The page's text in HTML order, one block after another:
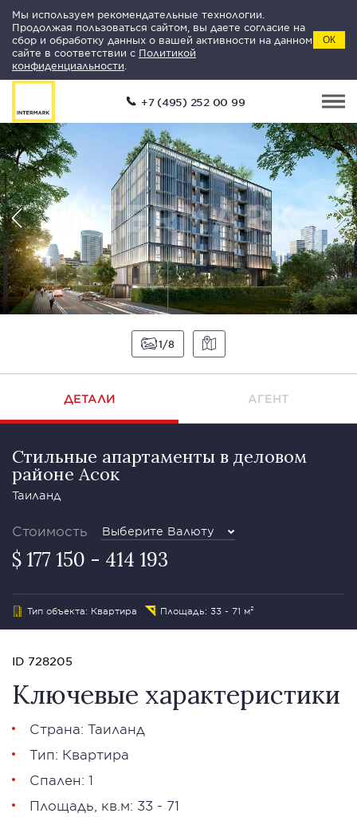
Мы используем рекомендательные технологии.
Продолжая пользоваться сайтом, вы даете согласие на
сбор и обработку данных о вашей активности на данном
сайте в соответствии с Политикой
конфиденциальности
ОК
+7 (495) 252 00 99
1 8
ДЕТАЛИ АГЕНТ
Стильные апартаменты в деловом
районе Асок
Таиланд
Стоимость Выберите Валюту
$ 177 150 - 414 193
Тип объекта: Квартира Площадь: 33 - 71 м²
ID 728205
Ключевые характеристики
Страна: Таиланд
Тип: Квартира
Спален: 1
Площадь, кв.м: 33 - 71